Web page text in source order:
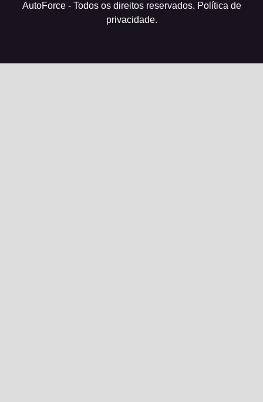
AutoForce - Todos os direitos reservados. Política de
privacidade.